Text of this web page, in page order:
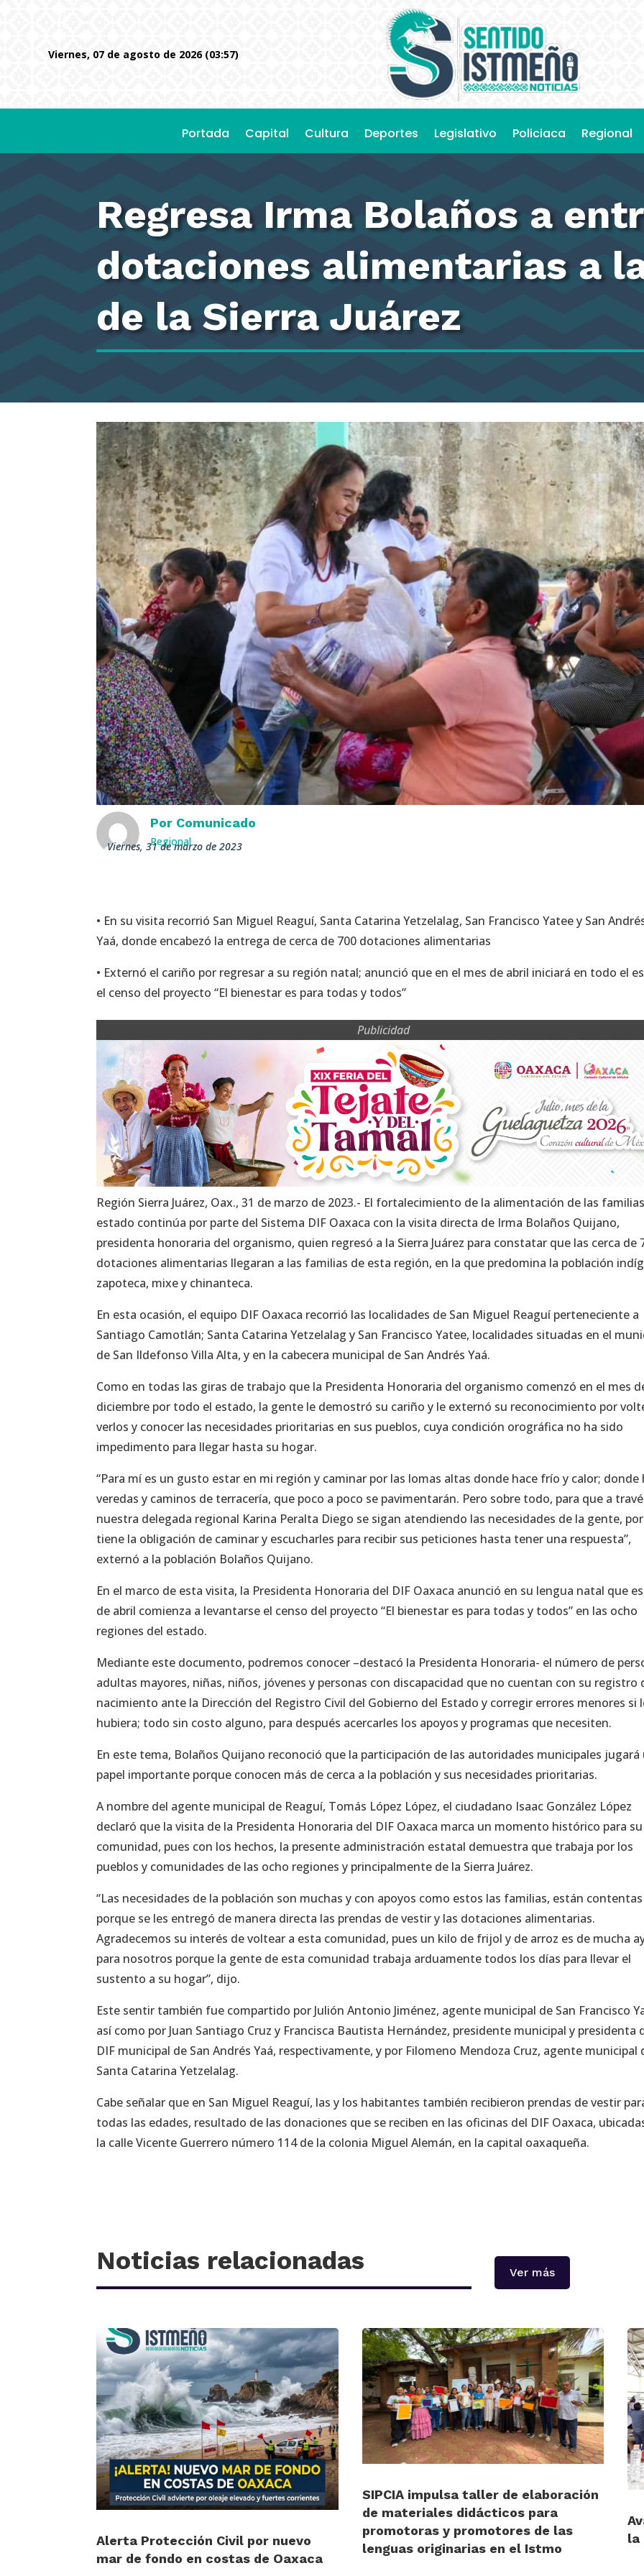
viernes, 07 de agosto de 2026 (03:57)
Portada Capital Cultura Deportes Legislativo Policiaca Regional
Regresa Irma Bolaños a
dotaciones alimentarias a
de la Sierra Juárez
Por Comunicado
Regional
viernes, 31 de marzo de 2023
• En su visita recorrió San Miguel Reaguí, Santa Catarina Yetzelalag, San Francisco Yatee y San
Yaá, donde encabezó la entrega de cerca de 700 dotaciones alimentarias
• Externó el cariño por regresar a su región natal; anunció que en el mes de abril iniciará en todo el
el censo del proyecto “El bienestar es para todas y todos”
Publicidad
Región Sierra Juárez, Oax., 31 de marzo de 2023.- El fortalecimiento de la alimentación de las
estado continúa por parte del Sistema DIF Oaxaca con la visita directa de Irma Bolaños Quijano,
presidenta honoraria del organismo, quien regresó a la Sierra Juárez para constatar que las cerca de
dotaciones alimentarias llegaran a las familias de esta región, en la que predomina la población
zapoteca, mixe y chinanteca.
En esta ocasión, el equipo DIF Oaxaca recorrió las localidades de San Miguel Reaguí perteneciente a
Santiago Camotlán; Santa Catarina Yetzelalag y San Francisco Yatee, localidades situadas en el
de San Ildefonso Villa Alta, y en la cabecera municipal de San Andrés Yaá.
Como en todas las giras de trabajo que la Presidenta Honoraria del organismo comenzó en el mes
diciembre por todo el estado, la gente le demostró su cariño y le externó su reconocimiento por
verlos y conocer las necesidades prioritarias en sus pueblos, cuya condición orográfica no ha sido
impedimento para llegar hasta su hogar.
“Para mí es un gusto estar en mi región y caminar por las lomas altas donde hace frío y calor; donde
veredas y caminos de terracería, que poco a poco se pavimentarán. Pero sobre todo, para que a
nuestra delegada regional Karina Peralta Diego se sigan atendiendo las necesidades de la gente,
tiene la obligación de caminar y escucharles para recibir sus peticiones hasta tener una respuesta”,
externó a la población Bolaños Quijano.
En el marco de esta visita, la Presidenta Honoraria del DIF Oaxaca anunció en su lengua natal que
de abril comienza a levantarse el censo del proyecto “El bienestar es para todas y todos” en las ocho
regiones del estado.
Mediante este documento, podremos conocer –destacó la Presidenta Honoraria- el número de
adultas mayores, niñas, niños, jóvenes y personas con discapacidad que no cuentan con su registro
nacimiento ante la Dirección del Registro Civil del Gobierno del Estado y corregir errores menores si
hubiera; todo sin costo alguno, para después acercarles los apoyos y programas que necesiten.
En este tema, Bolaños Quijano reconoció que la participación de las autoridades municipales jugará
papel importante porque conocen más de cerca a la población y sus necesidades prioritarias.
A nombre del agente municipal de Reaguí, Tomás López López, el ciudadano Isaac González López
declaró que la visita de la Presidenta Honoraria del DIF Oaxaca marca un momento histórico para su
comunidad, pues con los hechos, la presente administración estatal demuestra que trabaja por los
pueblos y comunidades de las ocho regiones y principalmente de la Sierra Juárez.
“Las necesidades de la población son muchas y con apoyos como estos las familias, están contentas
porque se les entregó de manera directa las prendas de vestir y las dotaciones alimentarias.
Agradecemos su interés de voltear a esta comunidad, pues un kilo de frijol y de arroz es de mucha
para nosotros porque la gente de esta comunidad trabaja arduamente todos los días para llevar el
sustento a su hogar”, dijo.
Este sentir también fue compartido por Julión Antonio Jiménez, agente municipal de San Francisco
así como por Juan Santiago Cruz y Francisca Bautista Hernández, presidente municipal y presidenta
DIF municipal de San Andrés Yaá, respectivamente, y por Filomeno Mendoza Cruz, agente municipal
Santa Catarina Yetzelalag.
Cabe señalar que en San Miguel Reaguí, las y los habitantes también recibieron prendas de vestir
todas las edades, resultado de las donaciones que se reciben en las oficinas del DIF Oaxaca,
la calle Vicente Guerrero número 114 de la colonia Miguel Alemán, en la capital oaxaqueña.
Noticias relacionadas Ver más
Alerta Protección Civil por nuevo
mar de fondo en costas de Oaxaca
SIPCIA impulsa taller de elaboración
de materiales didácticos para
promotoras y promotores de las
lenguas originarias en el Istmo
la